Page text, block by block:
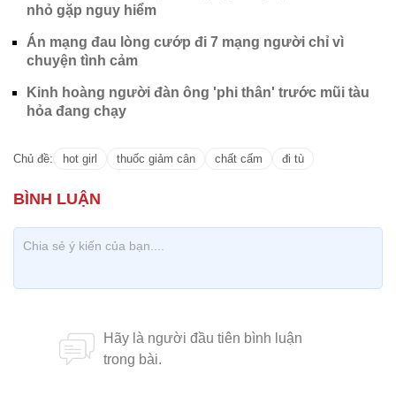
nhỏ gặp nguy hiểm
Án mạng đau lòng cướp đi 7 mạng người chỉ vì
chuyện tình cảm
Kinh hoàng người đàn ông 'phi thân' trước mũi tàu
hỏa đang chạy
Chủ đề: hot girl thuốc giảm cân chất cấm đi tù